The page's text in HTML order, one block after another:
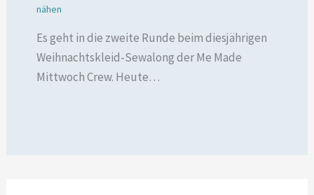
nähen
Es geht in die zweite Runde beim diesjährigen
Weihnachtskleid-Sewalong der Me Made
Mittwoch Crew. Heute…